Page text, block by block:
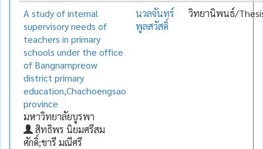
A study of internal
supervisory needs of
teachers in primary
schools under the office
of Bangnampreow
district primary
education,Chachoengsao
province
มหาวิทยาลัยบูรพา
สิทธิพร นิยมศรีสม
ศักดิ์;ชารี มณีศรี
นวลจันทร์
พูลสวัสดิ์
วิทยานิพนธ์/